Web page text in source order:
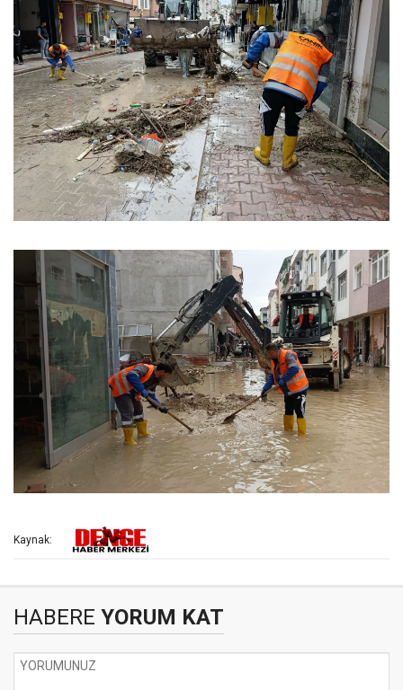
Kaynak:
HABERE YORUM KAT